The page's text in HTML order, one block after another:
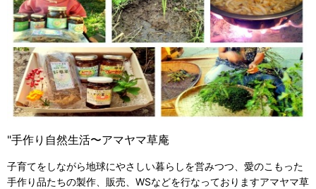
"手作り自然生活〜アマヤマ草庵
子育てをしながら地球にやさしい暮らしを営みつつ、愛のこもった
手作り品たちの製作、販売、WSなどを行なっておりますアマヤマ草